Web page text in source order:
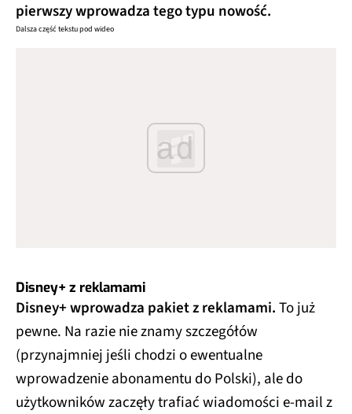
pierwszy wprowadza tego typu nowość.
Dalsza część tekstu pod wideo
ad
Disney+ z reklamami
Disney+ wprowadza pakiet z reklamami.To już
pewne. Na razie nie znamy szczegółów
(przynajmniej jeśli chodzi o ewentualne
wprowadzenie abonamentu do Polski), ale do
użytkowników zaczęły trafiać wiadomości e-mail z